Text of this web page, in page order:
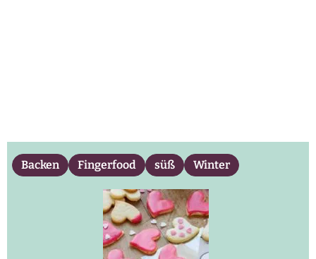
Backen Fingerfood süß Winter